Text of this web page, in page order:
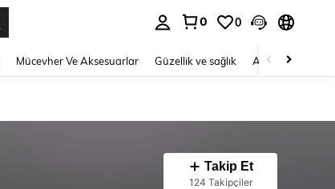
0 0
Mücevher Ve Aksesuarlar Güzellik ve sağlık Ayakkabı
Takip Et
124 Takipçiler